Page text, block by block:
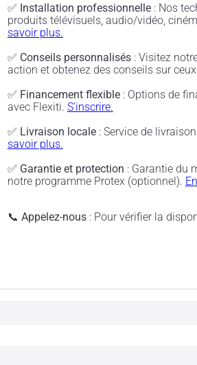
✅ Installation professionnelle: Nos
produits télévisuels, audio/vidéo,
savoir plus.
✅ Conseils personnalisés: Visitez
action et obtenez des conseils sur
✅ Financement flexible: Options de
avec Flexiti. S'inscrire.
✅ Livraison locale: Service de
savoir plus.
✅ Garantie et protection : Garantie du
notre programme Protex (optionnel).
📞 Appelez-nous: Pour vérifier la